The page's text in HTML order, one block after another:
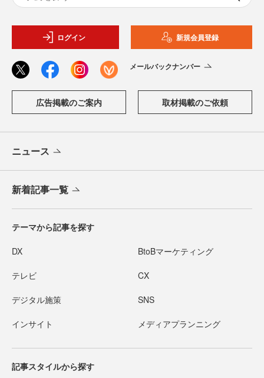
ログイン 新規会員登録
メールバックナンバー
広告掲載のご案内 取材掲載のご依頼
ニュース
新着記事一覧
テーマから記事を探す
DX BtoBマーケティング
テレビ CX
デジタル施策 SNS
インサイト メディアプランニング
記事スタイルから探す